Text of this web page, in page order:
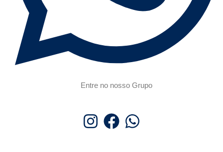
Entre no nosso Grupo